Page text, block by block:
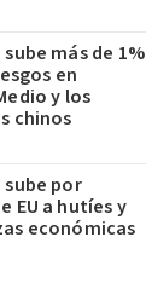
más de 1%
en
y los
chinos
por
EU a hutíes y
económicas